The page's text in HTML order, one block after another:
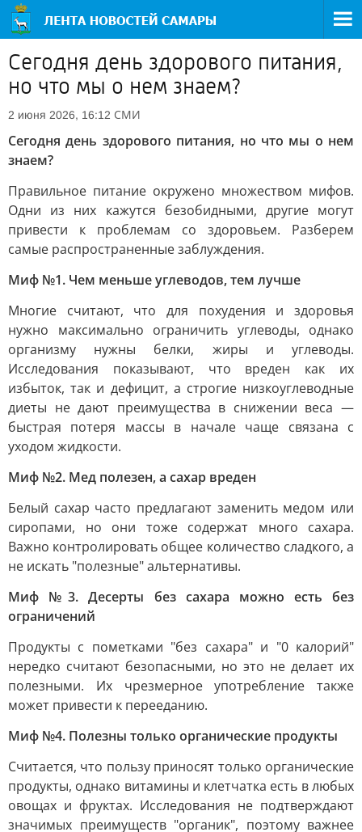
Сегодня день здорового питания,
но что мы о нем знаем?
2 июня 2026, 16:12 СМИ
Сегодня день здорового питания, но что мы о нем
знаем?
Правильное питание окружено множеством мифов.
Одни из них кажутся безобидными, другие могут
привести к проблемам со здоровьем. Разберем
самые распространенные заблуждения.
Миф №1. Чем меньше углеводов, тем лучше
Многие считают, что для похудения и здоровья
нужно максимально ограничить углеводы, однако
организму нужны белки, жиры и углеводы.
Исследования показывают, что вреден как их
избыток, так и дефицит, а строгие низкоуглеводные
диеты не дают преимущества в снижении веса —
быстрая потеря массы в начале чаще связана с
уходом жидкости.
Миф №2. Мед полезен, а сахар вреден
Белый сахар часто предлагают заменить медом или
сиропами, но они тоже содержат много сахара.
Важно контролировать общее количество сладкого, а
не искать "полезные" альтернативы.
Миф №3. Десерты без сахара можно есть без
ограничений
Продукты с пометками "без сахара" и "0 калорий"
нередко считают безопасными, но это не делает их
полезными. Их чрезмерное употребление также
может привести к перееданию.
Миф №4. Полезны только органические продукты
Считается, что пользу приносят только органические
продукты, однако витамины и клетчатка есть в любых
овощах и фруктах. Исследования не подтверждают
значимых преимуществ "органик", поэтому важнее